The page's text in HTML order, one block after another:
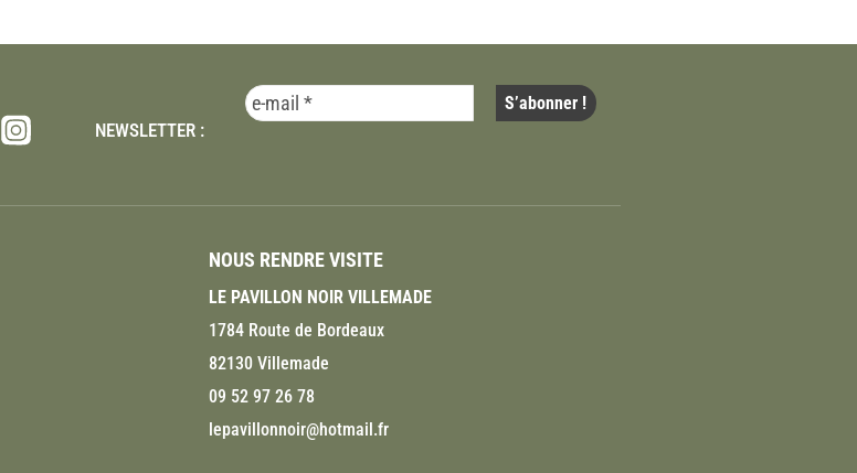
NEWSLETTER :
NOUS RENDRE VISITE
LE PAVILLON NOIR VILLEMADE
1784 Route de Bordeaux
82130 Villemade
09 52 97 26 78
lepavillonnoir@hotmail.fr